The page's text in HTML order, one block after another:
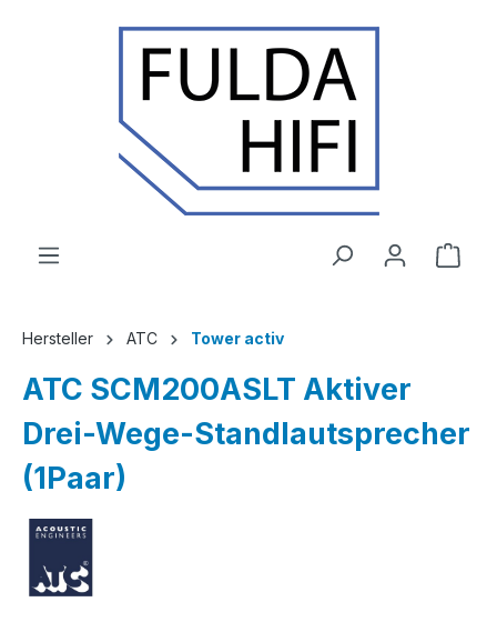
Zum Hauptinhalt springen
Hersteller ATC Tower activ
ATC SCM200ASLT Aktiver
Drei-Wege-Standlautsprecher
(1Paar)